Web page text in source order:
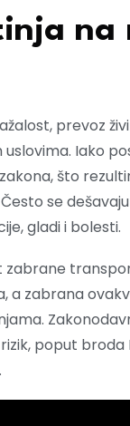
na
prevoz
Iako
što
se
gladi i bolesti.
zabrane
a zabrana
poput